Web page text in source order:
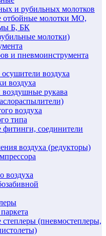
и рубильных молотков
отбойные молотки МО,
Б, БК
молотки)
и пневмоинструмента
воздуха
воздуха
рукава
воздуха
типа
фитинги, соединители
воздуха (редукторы)
воздуха
(пневмостеплеры,